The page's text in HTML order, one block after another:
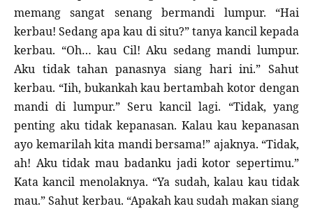
memang sangat senang bermandi lumpur. “Hai
kerbau! Sedang apa kau di situ?” tanya kancil kepada
kerbau. “Oh… kau Cil! Aku sedang mandi lumpur.
Aku tidak tahan panasnya siang hari ini.” Sahut
kerbau. “Iih, bukankah kau bertambah kotor dengan
mandi di lumpur.” Seru kancil lagi. “Tidak, yang
penting aku tidak kepanasan. Kalau kau kepanasan
ayo kemarilah kita mandi bersama!” ajaknya. “Tidak,
ah! Aku tidak mau badanku jadi kotor sepertimu.”
Kata kancil menolaknya. “Ya sudah, kalau kau tidak
mau.” Sahut kerbau. “Apakah kau sudah makan siang